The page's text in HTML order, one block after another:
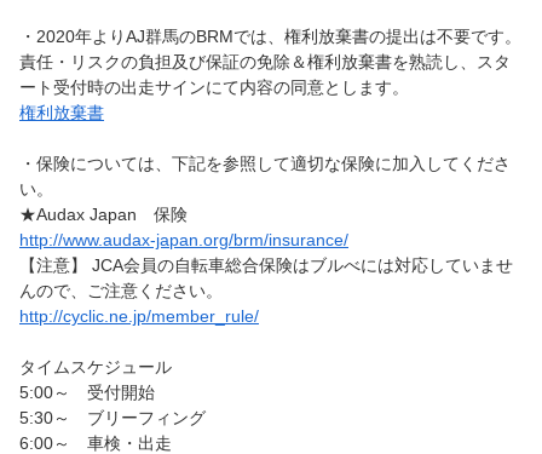
・2020年よりAJ群馬のBRMでは、権利放棄書の提出は不要です。
責任・リスクの負担及び保証の免除＆権利放棄書を熟読し、スタ
ート受付時の出走サインにて内容の同意とします。
権利放棄書
・保険については、下記を参照して適切な保険に加入してくださ
い。
★Audax Japan 保険
http://www.audax-japan.org/brm/insurance/
【注意】 JCA会員の自転車総合保険はブルべには対応していませ
んので、ご注意ください。
http://cyclic.ne.jp/member_rule/
タイムスケジュール
5:00～ 受付開始
5:30～ ブリーフィング
6:00～ 車検・出走